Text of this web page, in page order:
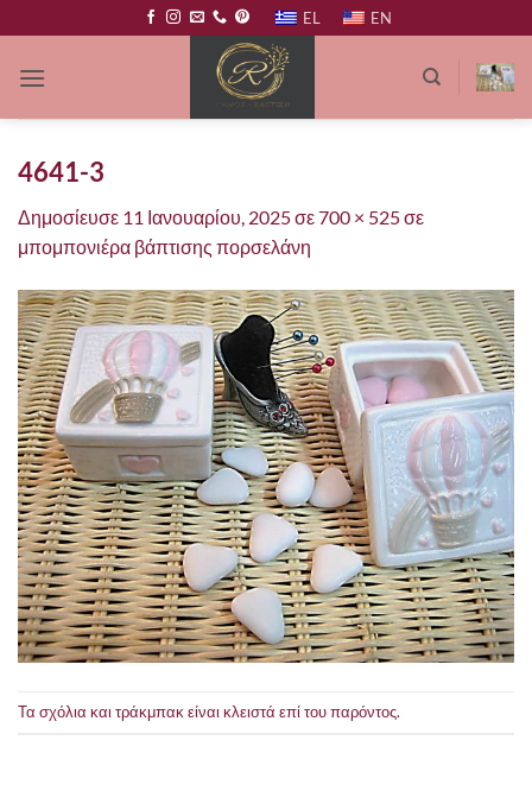
στο
περιεχόμενο
EL EN
4641-3
Δημοσίευσε 11 Ιανουαρίου, 2025σε700 × 525σε
μπομπονιέρα βάπτισης πορσελάνη
Τα σχόλια και τράκμπακ είναι κλειστά επί του παρόντος.